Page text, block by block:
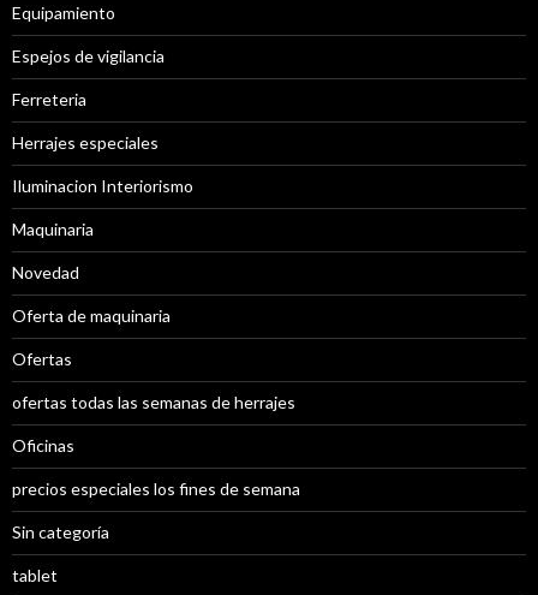
Equipamiento
Espejos de vigilancia
Ferreteria
Herrajes especiales
Iluminacion Interiorismo
Maquinaria
Novedad
Oferta de maquinaria
Ofertas
ofertas todas las semanas de herrajes
Oficinas
precios especiales los fines de semana
Sin categoría
tablet